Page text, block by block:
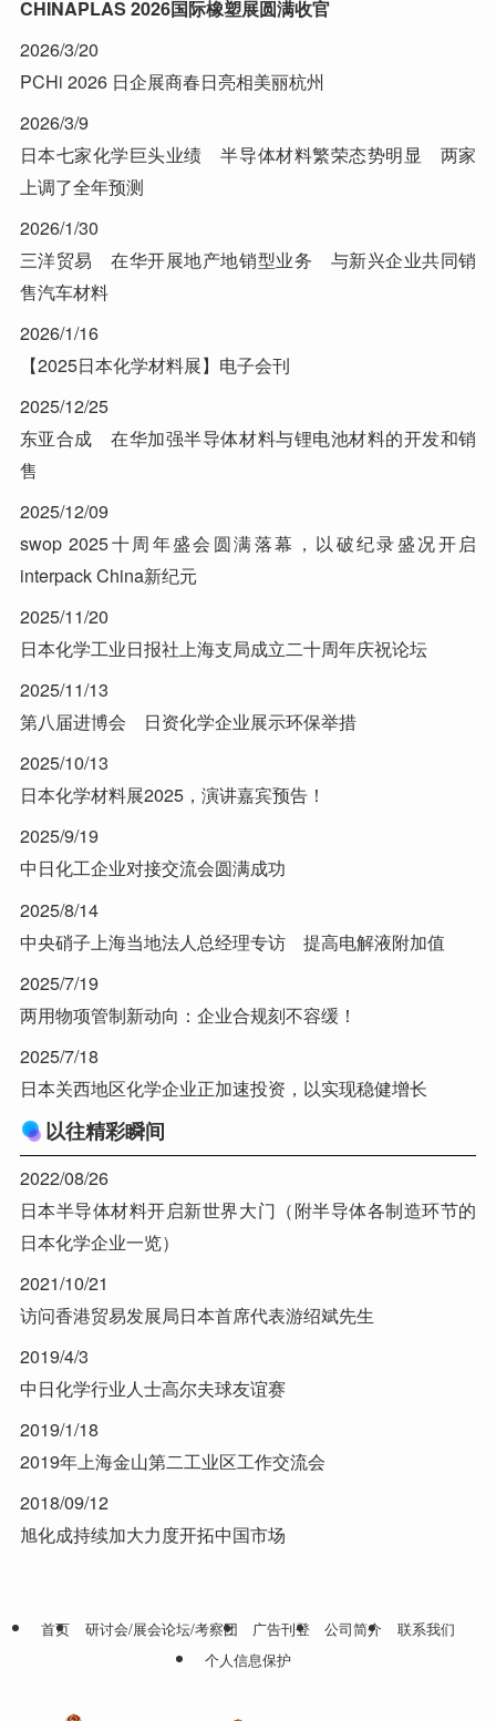
CHINAPLAS 2026国际橡塑展圆满收官
2026/3/20
PCHi 2026 日企展商春日亮相美丽杭州
2026/3/9
日本七家化学巨头业绩 半导体材料繁荣态势明显 两家
上调了全年预测
2026/1/30
三洋贸易 在华开展地产地销型业务 与新兴企业共同销
售汽车材料
2026/1/16
【2025日本化学材料展】电子会刊
2025/12/25
东亚合成 在华加强半导体材料与锂电池材料的开发和销
售
2025/12/09
swop 2025十周年盛会圆满落幕，以破纪录盛况开启
interpack China新纪元
2025/11/20
日本化学工业日报社上海支局成立二十周年庆祝论坛
2025/11/13
第八届进博会 日资化学企业展示环保举措
2025/10/13
日本化学材料展2025，演讲嘉宾预告！
2025/9/19
中日化工企业对接交流会圆满成功
2025/8/14
中央硝子上海当地法人总经理专访 提高电解液附加值
2025/7/19
两用物项管制新动向：企业合规刻不容缓！
2025/7/18
日本关西地区化学企业正加速投资，以实现稳健增长
以往精彩瞬间
2022/08/26
日本半导体材料开启新世界大门（附半导体各制造环节的
日本化学企业一览）
2021/10/21
访问香港贸易发展局日本首席代表游绍斌先生
2019/4/3
中日化学行业人士高尔夫球友谊赛
2019/1/18
2019年上海金山第二工业区工作交流会
2018/09/12
旭化成持续加大力度开拓中国市场
首页 研讨会/展会论坛/考察团 广告刊登 公司简介
联系我们
个人信息保护